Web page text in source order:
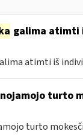
galima atimti
atimti iš
turto
turto